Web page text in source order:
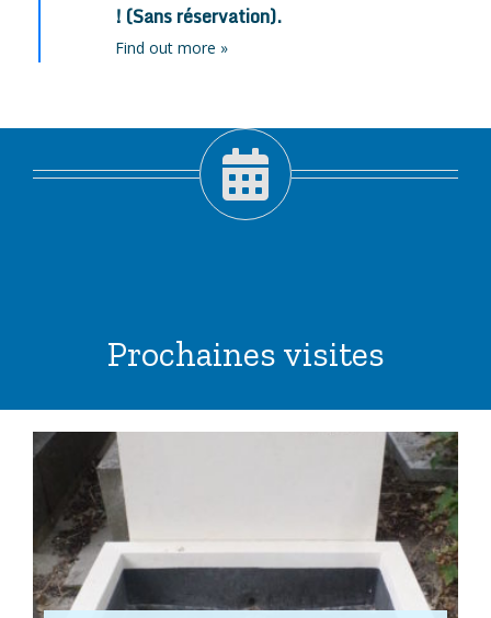
! (Sans réservation).
Find out more »
Prochaines visites